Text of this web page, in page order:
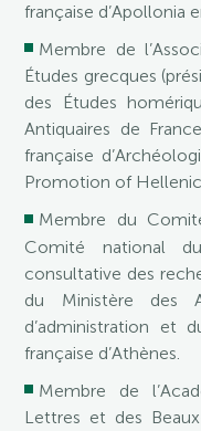
française d’Apollonia
Membre de
Études grecques
des Études
Antiquaires de
française
Promotion of
Membre du
Comité national
consultative des
du Ministère des
d’administration et
française d’Athènes.
Membre de
Lettres et des